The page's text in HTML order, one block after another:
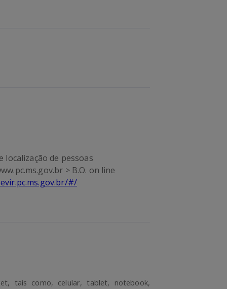
de pessoas
> B.O. on line
#/
tais como, celular, tablet, notebook,